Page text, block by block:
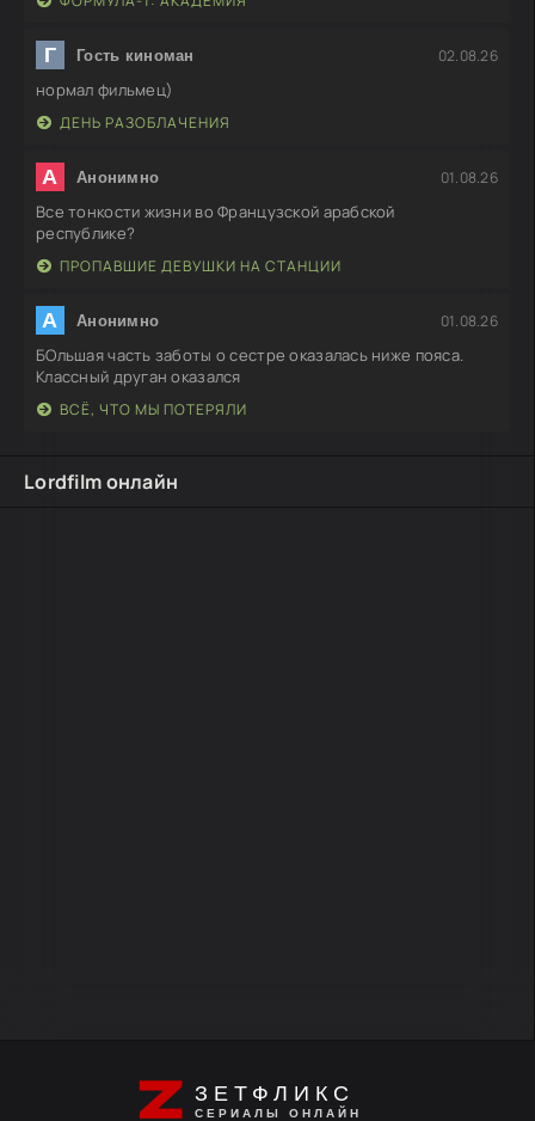
Г Гость киноман 02.08.26
нормал фильмец)
ДЕНЬ РАЗОБЛАЧЕНИЯ
А Анонимно 01.08.26
Все тонкости жизни во Французской арабской
республике?
ПРОПАВШИЕ ДЕВУШКИ НА СТАНЦИИ
А Анонимно 01.08.26
БОльшая часть заботы о сестре оказалась ниже пояса.
Классный друган оказался
ВСЁ, ЧТО МЫ ПОТЕРЯЛИ
Lordfilm онлайн
ЗЕТФЛИКС
СЕРИАЛЫ ОНЛАЙН